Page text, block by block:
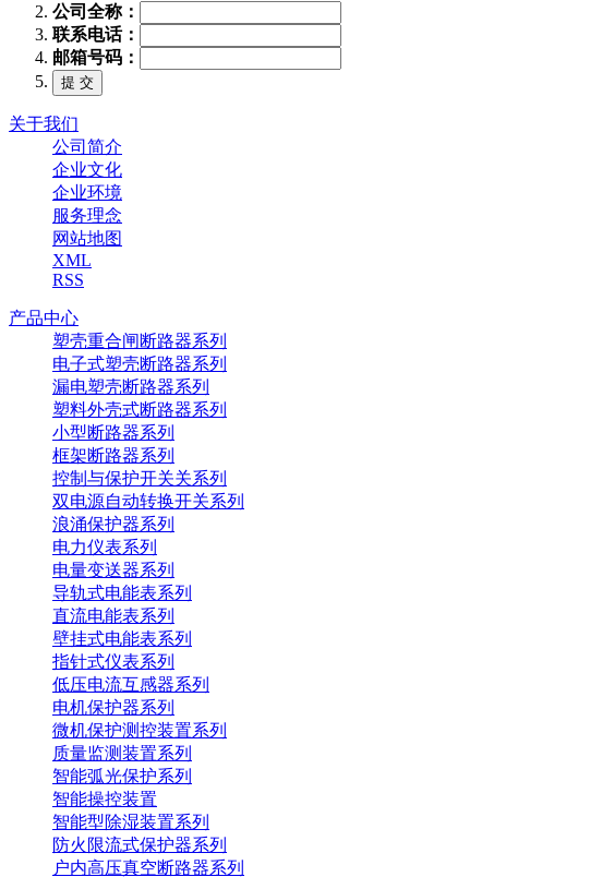
公司全称：
联系电话：
邮箱号码：
关于我们
公司简介
企业文化
企业环境
服务理念
网站地图
XML
RSS
产品中心
塑壳重合闸断路器系列
电子式塑壳断路器系列
漏电塑壳断路器系列
塑料外壳式断路器系列
小型断路器系列
框架断路器系列
控制与保护开关关系列
双电源自动转换开关系列
浪涌保护器系列
电力仪表系列
电量变送器系列
导轨式电能表系列
直流电能表系列
壁挂式电能表系列
指针式仪表系列
低压电流互感器系列
电机保护器系列
微机保护测控装置系列
质量监测装置系列
智能弧光保护系列
智能操控装置
智能型除湿装置系列
防火限流式保护器系列
户内高压真空断路器系列